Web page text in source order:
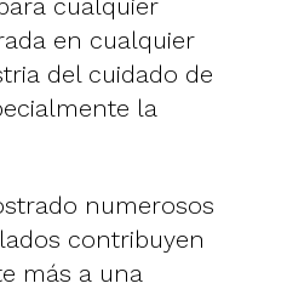
cualquier
en cualquier
del cuidado de
la
numerosos
contribuyen
más a una